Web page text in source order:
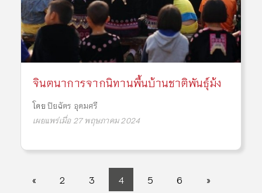
จินตนาการจากนิทานพื้นบ้านชาติพันธุ์ม้ง
โดย ปิยฉัตร อุดมศรี
เผยแพร่เมื่อ 27 พฤษภาคม 2024
« 2 3 4 5 6 »